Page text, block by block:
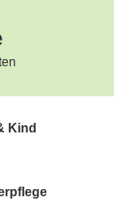
Kind